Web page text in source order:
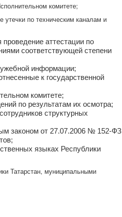
комитете;
утечки по техническим каналам и
проведение аттестации по
соответствующей степени
информации;
к государственной
комитете;
по результатам их осмотра;
структурных
законом от 27.07.2006 № 152-ФЗ
языках Республики
Татарстан, муниципальными